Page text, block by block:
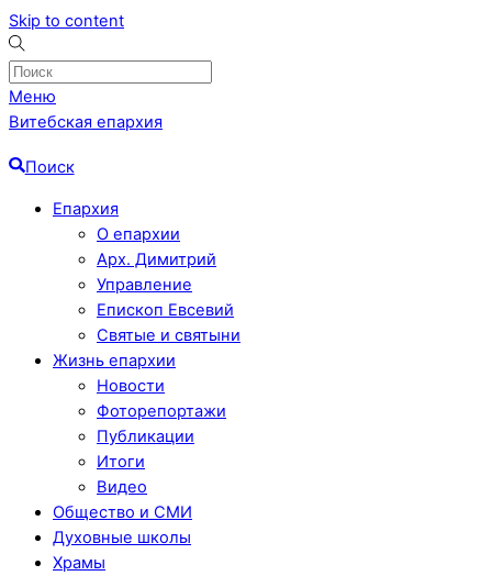
Skip to content
Меню
Витебская епархия
Поиск
Епархия
О епархии
Арх. Димитрий
Управление
Епископ Евсевий
Святые и святыни
Жизнь епархии
Новости
Фоторепортажи
Публикации
Итоги
Видео
Общество и СМИ
Духовные школы
Храмы